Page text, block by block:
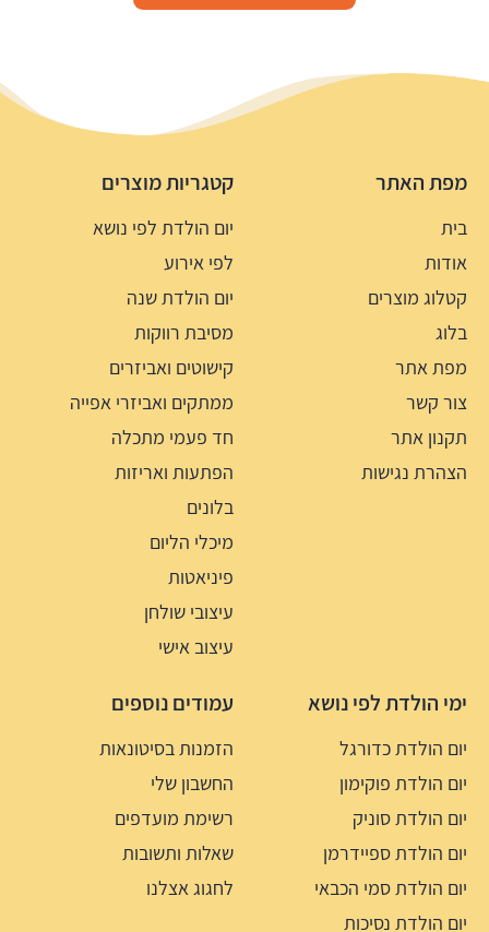
מפת האתר
בית
אודות
קטלוג מוצרים
בלוג
מפת אתר
צור קשר
תקנון אתר
הצהרת נגישות
קטגריות מוצרים
יום הולדת לפי נושא
לפי אירוע
יום הולדת שנה
מסיבת רווקות
קישוטים ואביזרים
ממתקים ואביזרי אפייה
חד פעמי מתכלה
הפתעות ואריזות
בלונים
מיכלי הליום
פיניאטות
עיצובי שולחן
עיצוב אישי
ימי הולדת לפי נושא
יום הולדת כדורגל
יום הולדת פוקימון
יום הולדת סוניק
יום הולדת ספיידרמן
יום הולדת סמי הכבאי
יום הולדת נסיכות
עמודים נוספים
הזמנות בסיטונאות
החשבון שלי
רשימת מועדפים
שאלות ותשובות
לחגוג אצלנו